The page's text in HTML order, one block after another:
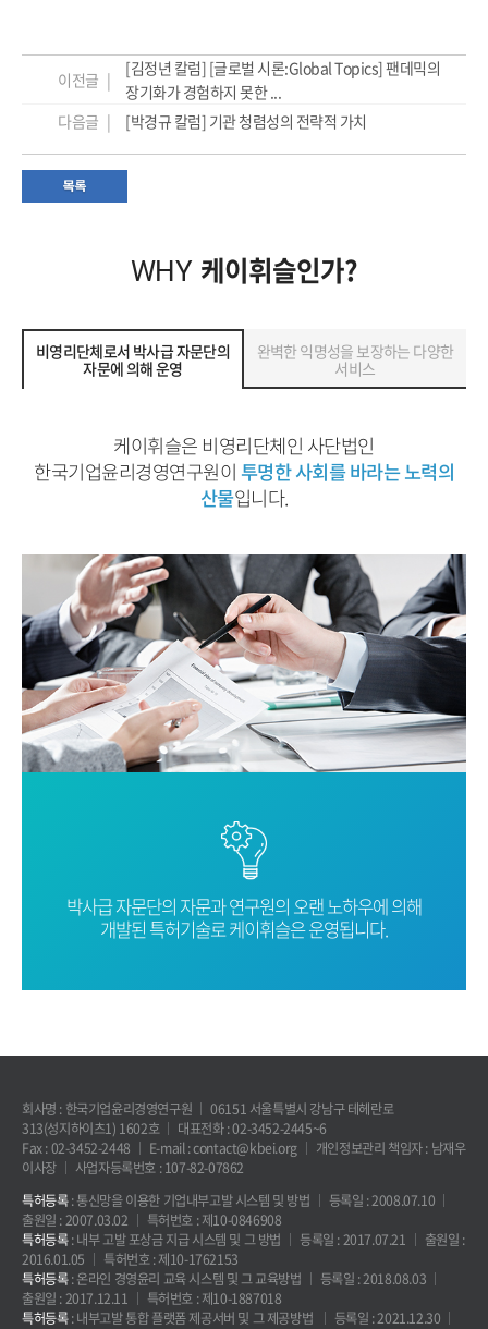
이전글 |
[김정년 칼럼] [글로벌 시론:Global Topics] 팬데믹의
장기화가 경험하지 못한 ...
다음글 |
[박경규 칼럼] 기관 청렴성의 전략적 가치
WHY 케이휘슬인가?
비영리단체로서 박사급 자문단의
자문에 의해 운영
완벽한 익명성을 보장하는 다양한
서비스
케이휘슬은 비영리단체인 사단법인
한국기업윤리경영연구원이투명한 사회를 바라는 노력의
산물입니다.
박사급 자문단의 자문과 연구원의 오랜노하우에 의해
개발된 특허기술로케이휘슬은 운영됩니다.
회사명 : 한국기업윤리경영연구원
06151 서울특별시 강남구 테헤란로
313(성지하이츠1) 1602호
대표전화 : 02-3452-2445~6
Fax : 02-3452-2448
E-mail : contact@kbei.org
개인정보관리 책임자 : 남재우
이사장
사업자등록번호 : 107-82-07862
특허등록: 통신망을 이용한 기업내부고발 시스템 및 방법
등록일 : 2008.07.10
출원일 : 2007.03.02
특허번호 : 제10-0846908
특허등록: 내부 고발 포상금 지급 시스템 및 그 방법 등록일 : 2017.07.21
출원일 :
2016.01.05
특허번호 : 제10-1762153
특허등록: 온라인 경영윤리 교육 시스템 및 그 교육방법
등록일 : 2018.08.03
출원일 : 2017.12.11
특허번호 : 제10-1887018
특허등록: 내부고발 통합 플랫폼 제공서버 및 그 제공방법
등록일 : 2021.12.30